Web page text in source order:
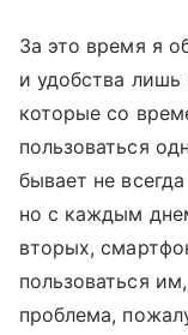
За это время я
и удобства лишь
которые со
пользоваться
бывает не
но с каждым
вторых,
пользоваться
проблема,